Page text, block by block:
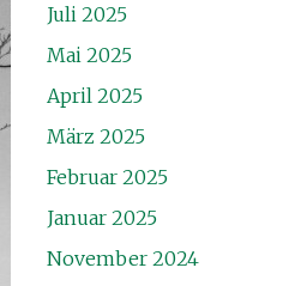
Juli 2025
Mai 2025
April 2025
März 2025
Februar 2025
Januar 2025
November 2024